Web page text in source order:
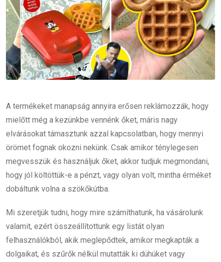
A termékeket manapság annyira erősen reklámozzák, hogy
mielőtt még a kezünkbe vennénk őket, máris nagy
elvárásokat támasztunk azzal kapcsolatban, hogy mennyi
örömet fognak okozni nekünk. Csak amikor ténylegesen
megvesszük és használjuk őket, akkor tudjuk megmondani,
hogy jól költöttük-e a pénzt, vagy olyan volt, mintha érméket
dobáltunk volna a szökőkútba.
Mi szeretjük tudni, hogy mire számíthatunk, ha vásárolunk
valamit, ezért összeállítottunk egy listát olyan
felhasználókból, akik meglepődtek, amikor megkapták a
dolgaikat, és szűrők nélkül mutatták ki dühüket vagy